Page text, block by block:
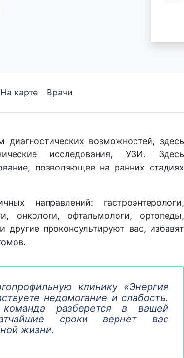
На карте Врачи
возможностей, здесь
исследования, УЗИ. Здесь
позволяющее на ранних стадиях
направлений: гастроэнтерологи,
онкологи, офтальмологи, ортопеды,
другие проконсультируют вас, избавят
клинику «Энергия
недомогание и слабость.
команда разберется в вашей
сроки вернет вас
жизни.